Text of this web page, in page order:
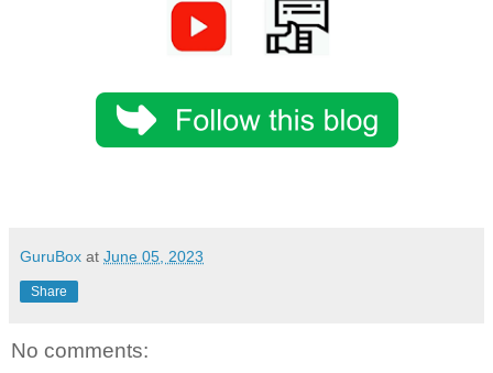
GuruBox at June 05, 2023
Share
No comments: